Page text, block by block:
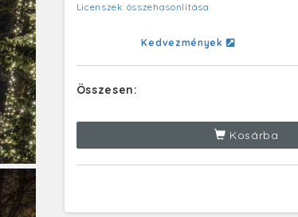
Licenszek összehasonlítása
Kedvezmények
Összesen:
Kosárba